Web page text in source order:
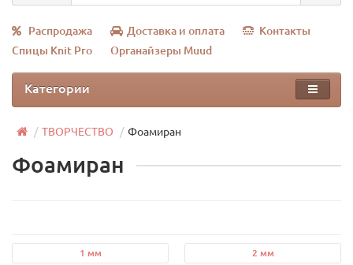
Распродажа Доставка и оплата
Контакты
Спицы Knit Pro
Органайзеры Muud
Категории
ТВОРЧЕСТВО Фоамиран
Фоамиран
1 мм 2 мм